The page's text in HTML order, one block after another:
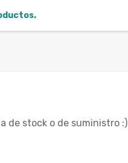
de stock o de suministro :)